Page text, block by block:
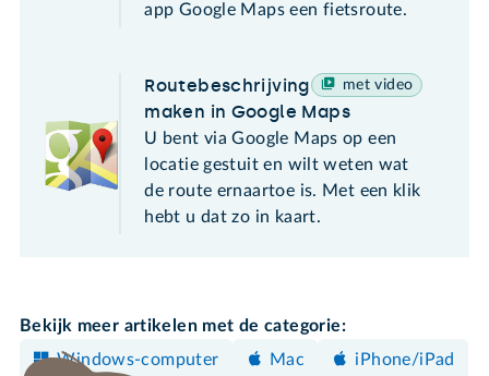
app Google Maps een fietsroute.
met video
Routebeschrijving
maken in Google Maps
U bent via Google Maps op een
locatie gestuit en wilt weten wat
de route ernaartoe is. Met een klik
hebt u dat zo in kaart.
Bekijk meer artikelen met de categorie:
Windows-computer
Mac iPhone/iPad